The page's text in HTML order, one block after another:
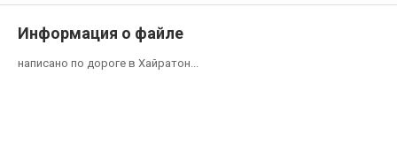
Информация о файле
написано по дороге в Хайратон...